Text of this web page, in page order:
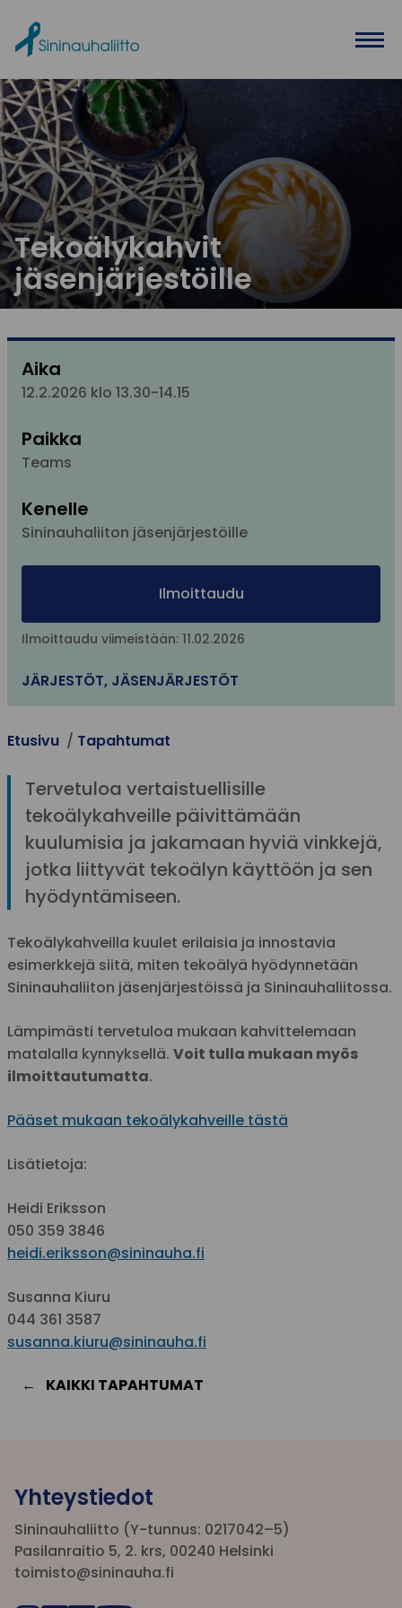
Tekoälykahvit
jäsenjärjestöille
Aika
12.2.2026 klo 13.30-14.15
Paikka
Teams
Kenelle
Sininauhaliiton jäsenjärjestöille
Ilmoittaudu
Ilmoittaudu viimeistään: 11.02.2026
JÄRJESTÖT, JÄSENJÄRJESTÖT
Etusivu Tapahtumat
Tervetuloa vertaistuellisille
tekoälykahveille päivittämään
kuulumisia ja jakamaan hyviä vinkkejä,
jotka liittyvät tekoälyn käyttöön ja sen
hyödyntämiseen.
Tekoälykahveilla kuulet erilaisia ja innostavia
esimerkkejä siitä, miten tekoälyä hyödynnetään
Sininauhaliiton jäsenjärjestöissä ja Sininauhaliitossa.
Lämpimästi tervetuloa mukaan kahvittelemaan
matalalla kynnyksellä. Voit tulla mukaan myös
ilmoittautumatta.
Pääset mukaan tekoälykahveille tästä
Lisätietoja:
Heidi Eriksson
050 359 3846
heidi.eriksson@sininauha.fi
Susanna Kiuru
044 361 3587
susanna.kiuru@sininauha.fi
KAIKKI TAPAHTUMAT
Yhteystiedot
Sininauhaliitto (Y-tunnus: 0217042–5)
Pasilanraitio 5, 2. krs, 00240 Helsinki
toimisto@sininauha.fi